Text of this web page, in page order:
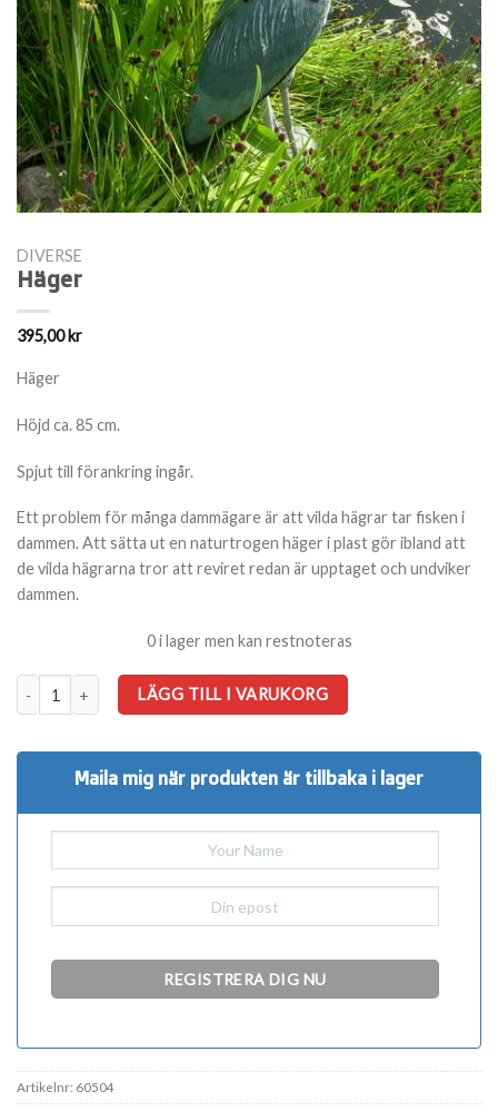
DIVERSE
Häger
395,00kr
Häger
Höjd ca. 85 cm.
Spjut till förankring ingår.
Ett problem för många dammägare är att vilda hägrar tar fisken i
dammen. Att sätta ut en naturtrogen häger i plast gör ibland att
de vilda hägrarna tror att reviret redan är upptaget och undviker
dammen.
0 i lager men kan restnoteras
LÄGG TILL I VARUKORG
Maila mig när produkten är tillbaka i lager
Artikelnr: 60504